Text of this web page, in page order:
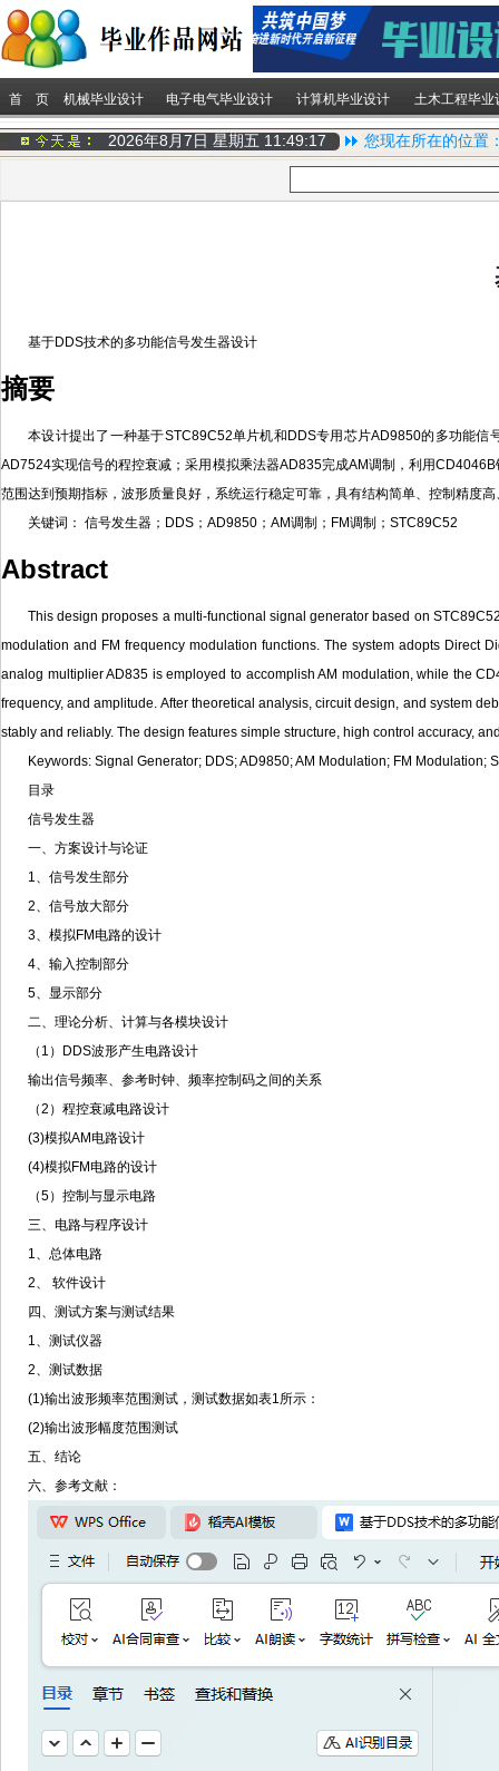
首 页 机械毕业设计 电子电气毕业设计 计算机毕业设计 土木工程毕业
2026年8月7日 星期五 11:49:18 您现在所在的位置
基于DDS技术的多功能信号发生器设计
摘要
本设计提出了一种基于STC89C52单片机和DDS专用芯片AD9850的多功能
AD7524实现信号的程控衰减；采用模拟乘法器AD835完成AM调制，利用
范围达到预期指标，波形质量良好，系统运行稳定可靠，具有结构简单、控制精度
关键词： 信号发生器；DDS；AD9850；AM调制；FM调制；STC89C52
Abstract
This design proposes a multi-functional signal generator based on
modulation and FM frequency modulation functions. The system adopts Direct
analog multiplier AD835 is employed to accomplish AM modulation, while the
frequency, and amplitude. After theoretical analysis, circuit design, and system
stably and reliably. The design features simple structure, high control accuracy,
Keywords: Signal Generator; DDS; AD9850; AM Modulation; FM Modulation;
目录
信号发生器
一、方案设计与论证
1、信号发生部分
2、信号放大部分
3、模拟FM电路的设计
4、输入控制部分
5、显示部分
二、理论分析、计算与各模块设计
（1）DDS波形产生电路设计
输出信号频率、参考时钟、频率控制码之间的关系
（2）程控衰减电路设计
(3)模拟AM电路设计
(4)模拟FM电路的设计
（5）控制与显示电路
三、电路与程序设计
1、总体电路
2、 软件设计
四、测试方案与测试结果
1、测试仪器
2、测试数据
(1)输出波形频率范围测试，测试数据如表1所示：
(2)输出波形幅度范围测试
五、结论
六、参考文献：